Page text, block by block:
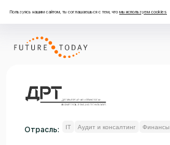
Пользуясь нашим сайтом, ты соглашаешься с тем, что мы используем cookies
Отрасль: IT Аудит и консалтинг Финансы